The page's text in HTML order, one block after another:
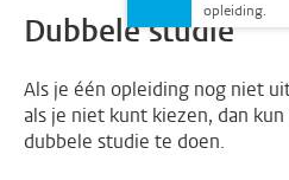
opleiding.
Dubbele studie
Als je één opleiding nog niet
als je niet kunt kiezen, dan
dubbele studie te doen.